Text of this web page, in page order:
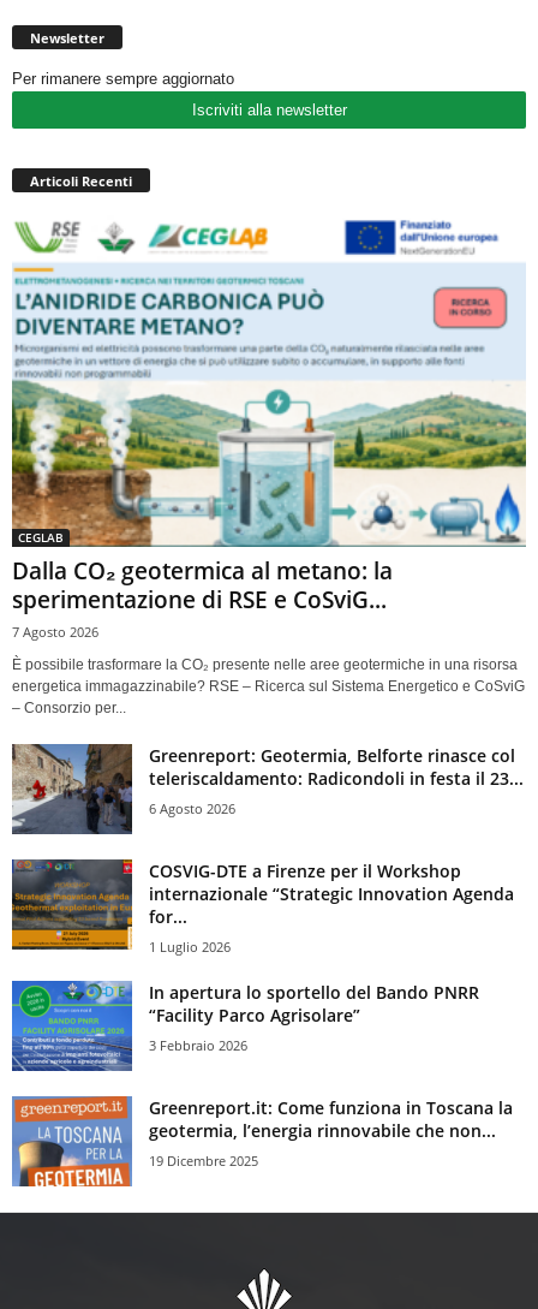
Newsletter
Per rimanere sempre aggiornato
Iscriviti alla newsletter
Articoli Recenti
CEGLAB
Dalla CO₂ geotermica al metano: la
sperimentazione di RSE e CoSviG...
7 Agosto 2026
È possibile trasformare la CO₂ presente nelle aree geotermiche in una risorsa
energetica immagazzinabile? RSE – Ricerca sul Sistema Energetico e CoSviG
– Consorzio per...
Greenreport: Geotermia, Belforte rinasce col
teleriscaldamento: Radicondoli in festa il 23...
6 Agosto 2026
COSVIG-DTE a Firenze per il Workshop
internazionale “Strategic Innovation Agenda
for...
1 Luglio 2026
In apertura lo sportello del Bando PNRR
“Facility Parco Agrisolare”
3 Febbraio 2026
Greenreport.it: Come funziona in Toscana la
geotermia, l’energia rinnovabile che non...
19 Dicembre 2025